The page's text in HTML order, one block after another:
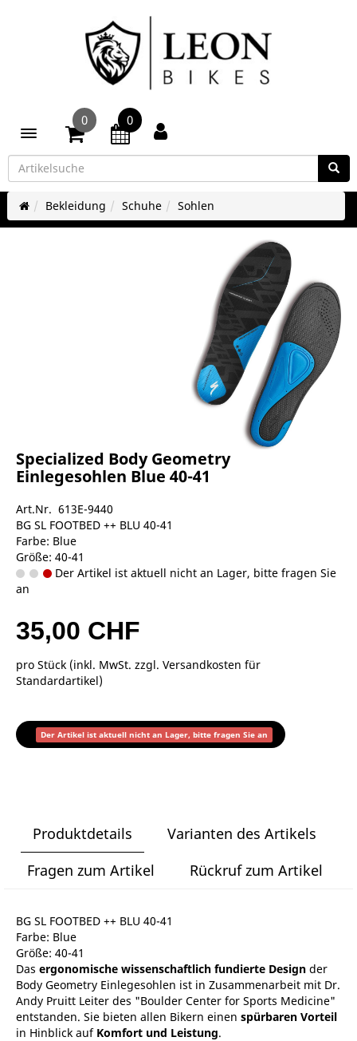
Toggle navigation
0 0
Bekleidung Schuhe Sohlen
Specialized Body Geometry
Einlegesohlen Blue 40-41
Art.Nr. 613E-9440
BG SL FOOTBED ++ BLU 40-41
Farbe: Blue
Größe: 40-41
Der Artikel ist aktuell nicht an Lager, bitte fragen Sie
an
35,00 CHF
pro Stück (inkl. MwSt. zzgl. Versandkosten für
Standardartikel)
Der Artikel ist aktuell nicht an Lager, bitte fragen Sie an
Produktdetails
Varianten des Artikels
Fragen zum Artikel
Rückruf zum Artikel
BG SL FOOTBED ++ BLU 40-41
Farbe: Blue
Größe: 40-41
Das ergonomische wissenschaftlich fundierte Design der
Body Geometry Einlegesohlen ist in Zusammenarbeit mit Dr.
Andy Pruitt Leiter des "Boulder Center for Sports Medicine"
entstanden. Sie bieten allen Bikern einen spürbaren Vorteil
in Hinblick auf Komfort und Leistung.